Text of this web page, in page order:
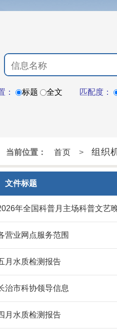
： 标题 全文 匹配度：
当前位置： 首页 > 组织
文件标题
年全国科普月主场科普文艺
营业网点服务范围
月水质检测报告
治市科协领导信息
月水质检测报告